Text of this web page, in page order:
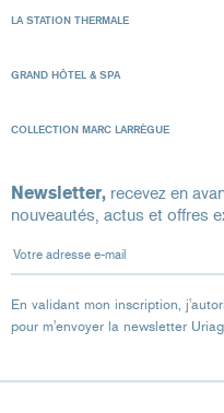
LA STATION THERMALE
GRAND HÔTEL & SPA
COLLECTION MARC LARRÈGUE
Newsletter, recevez en
nouveautés, actus et offres
Votre adresse e-mail
En validant mon inscription,
pour m'envoyer la newsletter